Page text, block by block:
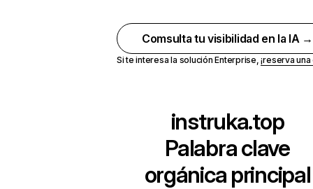
Comsulta tu visibilidad en la IA →
Si te interesa la solución Enterprise,¡reserva
instruka.top
Palabra clave
orgánica principal